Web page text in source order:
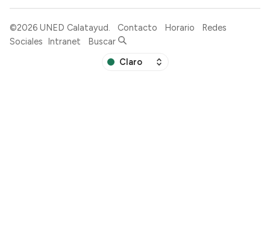
©2026 UNED Calatayud. Contacto Horario
Redes
Sociales Intranet Buscar